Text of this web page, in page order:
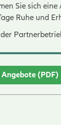
Sie sich eine
Ruhe und
(PDF)